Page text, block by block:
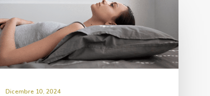
Dicembre 10, 2024